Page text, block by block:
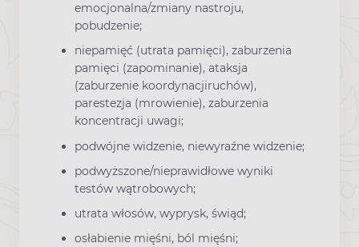
emocjonalna/zmiany nastroju,
pobudzenie;
niepamięć (utrata pamięci), zaburzenia
pamięci (zapominanie), ataksja
(zaburzenie koordynacjiruchów),
parestezja (mrowienie), zaburzenia
koncentracji uwagi;
podwójne widzenie, niewyraźne widzenie;
podwyższone/nieprawidłowe wyniki
testów wątrobowych;
utrata włosów, wyprysk, świąd;
osłabienie mięśni, ból mięśni;